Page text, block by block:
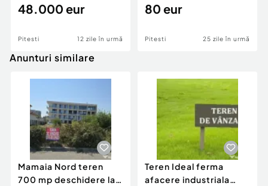
48.000 eur
Pitesti 12 zile în urmă
80 eur
Pitesti 25 zile în urmă
Anunturi similare
Mamaia Nord teren
700 mp deschidere la
Teren Ideal ferma
afacere industriala